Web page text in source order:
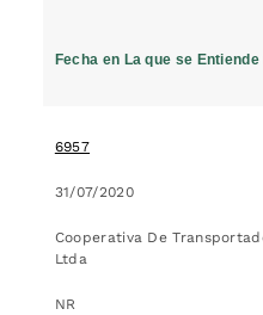
Fecha en La que se
6957
31/07/2020
Cooperativa De
Ltda
NR